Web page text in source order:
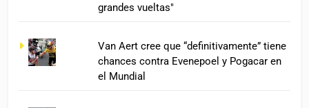
grandes vueltas"
Van Aert cree que “definitivamente” tiene
chances contra Evenepoel y Pogacar en
el Mundial